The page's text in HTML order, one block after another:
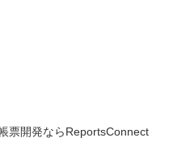
票開発ならReportsConnect